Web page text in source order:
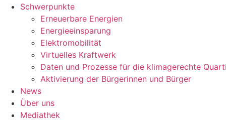
Schwerpunkte
Erneuerbare Energien
Energieeinsparung
Elektromobilität
Virtuelles Kraftwerk
Daten und Prozesse für die klimagerechte
Aktivierung der Bürgerinnen und Bürger
News
Über uns
Mediathek